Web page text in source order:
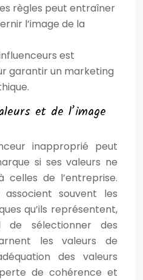
règles peut entraîner
l’image de la
est
garantir un marketing
et de l’image
inapproprié peut
si ses valeurs ne
celles de l’entreprise.
associent souvent les
qu’ils représentent,
sélectionner des
les valeurs de
des valeurs
de cohérence et